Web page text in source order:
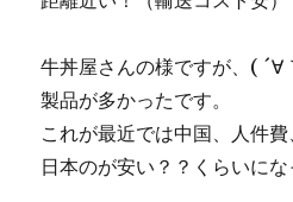
牛丼屋さんの様ですが、( ´∀
製品が多かったです。
これが最近では中国、人件
日本のが安い？？くらいにな